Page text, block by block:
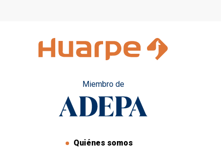
Miembro de
Quiénes somos